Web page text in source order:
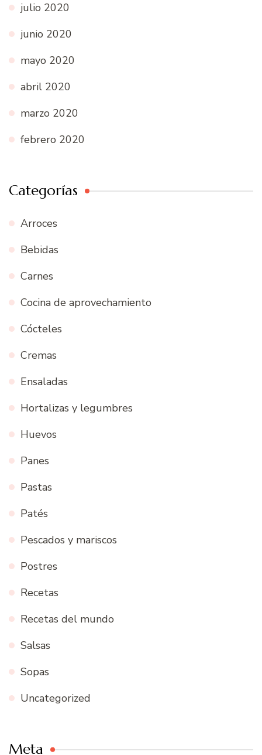
julio 2020
junio 2020
mayo 2020
abril 2020
marzo 2020
febrero 2020
Categorías
Arroces
Bebidas
Carnes
Cocina de aprovechamiento
Cócteles
Cremas
Ensaladas
Hortalizas y legumbres
Huevos
Panes
Pastas
Patés
Pescados y mariscos
Postres
Recetas
Recetas del mundo
Salsas
Sopas
Uncategorized
Meta